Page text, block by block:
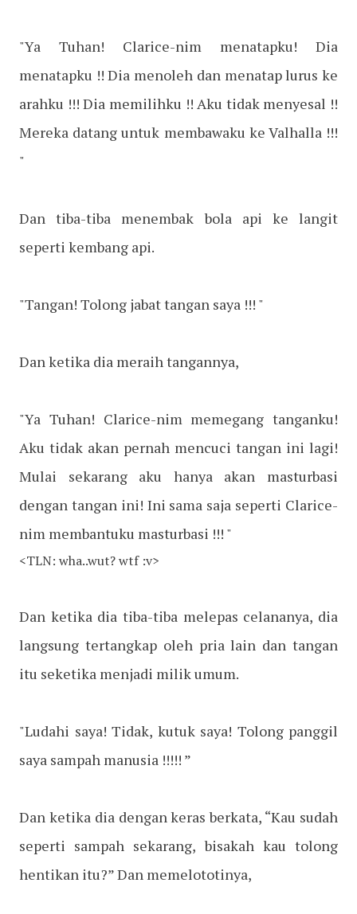
"Ya Tuhan! Clarice-nim menatapku! Dia
menatapku !! Dia menoleh dan menatap lurus ke
arahku !!! Dia memilihku !! Aku tidak menyesal !!
Mereka datang untuk membawaku ke Valhalla !!!
"
Dan tiba-tiba menembak bola api ke langit
seperti kembang api.
"Tangan! Tolong jabat tangan saya !!! "
Dan ketika dia meraih tangannya,
"Ya Tuhan! Clarice-nim memegang tanganku!
Aku tidak akan pernah mencuci tangan ini lagi!
Mulai sekarang aku hanya akan masturbasi
dengan tangan ini! Ini sama saja seperti Clarice-
nim membantuku masturbasi !!! "
<TLN: wha..wut? wtf :v>
Dan ketika dia tiba-tiba melepas celananya, dia
langsung tertangkap oleh pria lain dan tangan
itu seketika menjadi milik umum.
"Ludahi saya! Tidak, kutuk saya! Tolong panggil
saya sampah manusia !!!!! ”
Dan ketika dia dengan keras berkata, “Kau sudah
seperti sampah sekarang, bisakah kau tolong
hentikan itu?” Dan memelototinya,